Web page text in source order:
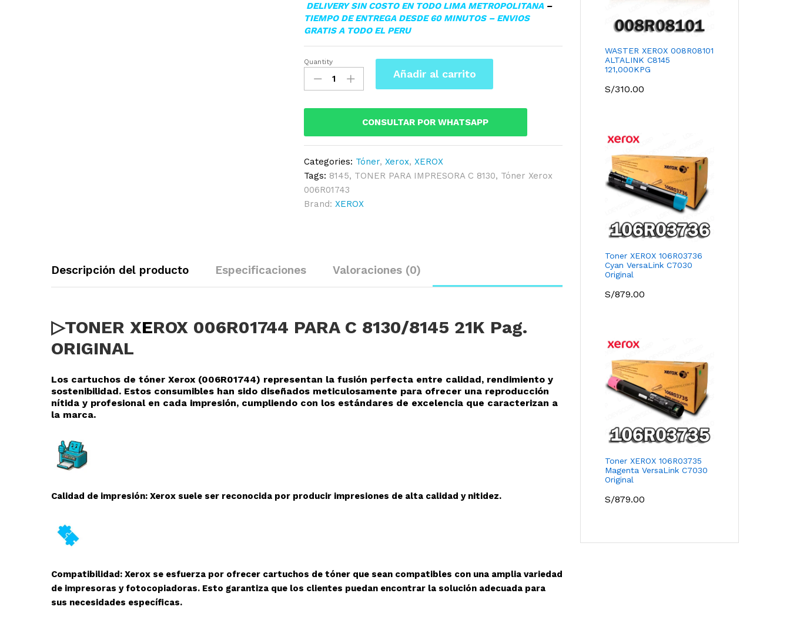
DELIVERY SIN COSTO EN TODO LIMA METROPOLITANA –
TIEMPO DE ENTREGA DESDE 60 MINUTOS – ENVIOS
GRATIS A TODO EL PERU
▷TONER
XEROX
006R01744
PARA
8130/8145
Pag.
ORIGINAL
quantity
Quantity
Añadir al carrito
CONSULTAR POR WHATSAPP
Categories: Tóner,Xerox,XEROX
Tags: 8145, TONER PARA IMPRESORA C 8130, Tóner Xerox
006R01743
Brand:XEROX
Descripción del producto Especificaciones Valoraciones (0)
▷TONER XEROX 006R01744 PARA C 8130/8145 21K Pag.
ORIGINAL
Los cartuchos de tóner Xerox (006R01744) representan la fusión perfecta entre calidad, rendimiento y
sostenibilidad. Estos consumibles han sido diseñados meticulosamente para ofrecer una reproducción
nítida y profesional en cada impresión, cumpliendo con los estándares de excelencia que caracterizan a
la marca.
Calidad de impresión: Xerox suele ser reconocida por producir impresiones de alta calidad y nitidez.
Compatibilidad: Xerox se esfuerza por ofrecer cartuchos de tóner que sean compatibles con una amplia variedad
de impresoras y fotocopiadoras. Esto garantiza que los clientes puedan encontrar la solución adecuada para
sus necesidades específicas.
WASTER XEROX 008R08101
ALTALINK C8145
121,000KPG
S/310.00
Toner XEROX 106R03736
Cyan VersaLink C7030
Original
S/879.00
Toner XEROX 106R03735
Magenta VersaLink C7030
Original
S/879.00